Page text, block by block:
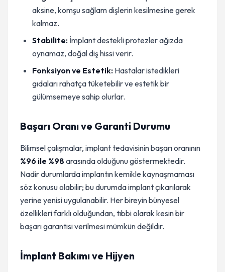
aksine, komşu sağlam dişlerin kesilmesine gerek
kalmaz.
Stabilite: İmplant destekli protezler ağızda
oynamaz, doğal diş hissi verir.
Fonksiyon ve Estetik: Hastalar istedikleri
gıdaları rahatça tüketebilir ve estetik bir
gülümsemeye sahip olurlar.
Başarı Oranı ve Garanti Durumu
Bilimsel çalışmalar, implant tedavisinin başarı oranının
%96 ile %98 arasında olduğunu göstermektedir.
Nadir durumlarda implantın kemikle kaynaşmaması
söz konusu olabilir; bu durumda implant çıkarılarak
yerine yenisi uygulanabilir. Her bireyin bünyesel
özellikleri farklı olduğundan, tıbbi olarak kesin bir
başarı garantisi verilmesi mümkün değildir.
İmplant Bakımı ve Hijyen